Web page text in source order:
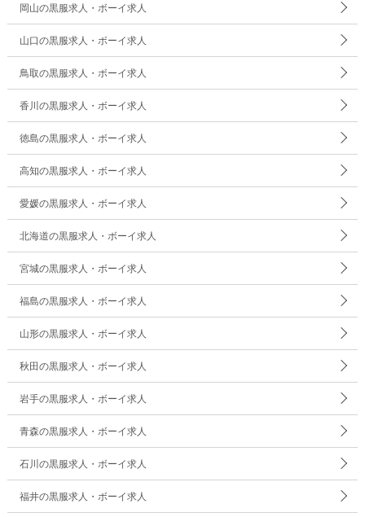
岡山の黒服求人・ボーイ求人
山口の黒服求人・ボーイ求人
鳥取の黒服求人・ボーイ求人
香川の黒服求人・ボーイ求人
徳島の黒服求人・ボーイ求人
高知の黒服求人・ボーイ求人
愛媛の黒服求人・ボーイ求人
北海道の黒服求人・ボーイ求人
宮城の黒服求人・ボーイ求人
福島の黒服求人・ボーイ求人
山形の黒服求人・ボーイ求人
秋田の黒服求人・ボーイ求人
岩手の黒服求人・ボーイ求人
青森の黒服求人・ボーイ求人
石川の黒服求人・ボーイ求人
福井の黒服求人・ボーイ求人